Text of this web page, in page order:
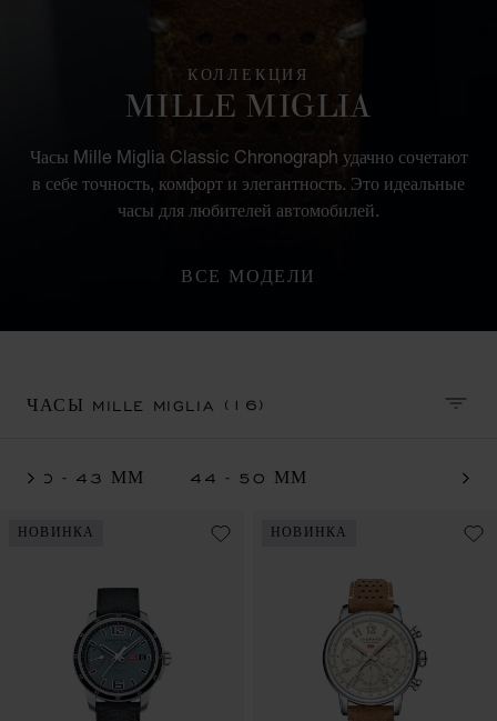
КОЛЛЕКЦИЯ
MILLE MIGLIA
Часы Mille Miglia Classic Chronograph удачно сочетают
в себе точность, комфорт и элегантность. Это идеальные
часы для любителей автомобилей.
ВСЕ МОДЕЛИ
ЧАСЫ MILLE MIGLIA(16)
40 - 43 ММ 44 - 50 ММ
НОВИНКА НОВИНКА